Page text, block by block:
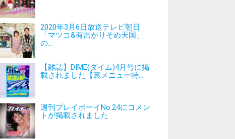
2020年3月6日放送テレビ朝日
「マツコ&有吉かりそめ天国」
の...
【雑誌】DIME(ダイム)4月号に掲
載されました【裏メニュー特...
週刊プレイボーイNo.24にコメン
トが掲載されました